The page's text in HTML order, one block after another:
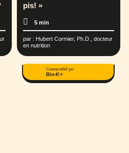
pis! »
5 min
par : Hubert Cormier, Ph.D., docteur
en nutrition
Commandité par
Bio-K+